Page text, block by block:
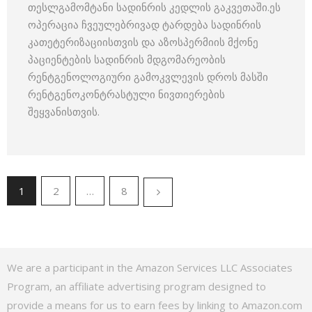
თესლგამომტანი სადინრის კედლის გაკვეთაში.ეს
ოპერაცია ჩვეულებრივად ტარდება სადინრის
კათეტერიზაციისთვის და აზოსპერმიის მქონე
პაციენტების სადინრის მდგომარეობის
რენტგენოლოგიური გამოკვლევის დროს მასში
რენტგენოკონტრასტული ნივთიერების
შეყვანისთვის.
1 2 … 8
We are a participant in the Amazon Services LLC Associates
Program, an affiliate advertising program designed to
provide a means for us to earn fees by linking to Amazon.com